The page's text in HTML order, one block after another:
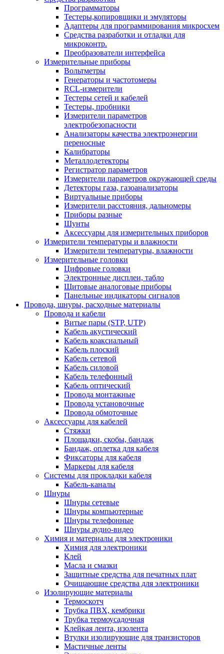
Программаторы
Тестеры,копировщики и эмуляторы
Адаптеры для программирования микросхем
Cредства разработки и отладки для
микроконтр.
Преобразователи интерфейса
Измерительные приборы
Вольтметры
Генераторы и частотомеры
RCL-измерители
Тестеры сетей и кабелей
Тестеры, пробники
Измерители параметров
электробезопасности
Анализаторы качества электроэнергии
переносные
Калибраторы
Металлодетекторы
Регистратор параметров
Измерители параметров окружающей среды
Детекторы газа, газоанализаторы
Виртуальные приборы
Измерители расстояния, дальномеры
Приборы разные
Шунты
Аксессуары для измерительных приборов
Измерители температуры и влажности
Измерители температуры, влажности
Измерительные головки
Цифровые головки
Электронные дисплеи, табло
Щитовые аналоговые приборы
Панельные индикаторы сигналов
Провода, шнуры, расходные материалы
Провода и кабели
Витые пары (STP, UTP)
Кабель акустический
Кабель коаксиальный
Кабель плоский
Кабель сетевой
Кабель силовой
Кабель телефонный
Кабель оптический
Провода монтажные
Провода установочные
Провода обмоточные
Аксессуары для кабелей
Стяжки
Площадки, скобы, бандаж
Бандаж, оплетка для кабеля
Фиксаторы для кабеля
Маркеры для кабеля
Системы для прокладки кабеля
Кабель-каналы
Шнуры
Шнуры сетевые
Шнуры компьютерные
Шнуры телефонные
Шнуры аудио-видео
Химия и материалы для электроники
Химия для электроники
Клей
Масла и смазки
Защитные средства для печатных плат
Очищающие средства для электроники
Изолирующие материалы
Термоскотч
Трубка ПВХ, кембрики
Трубка термоусадочная
Клейкая лента, изолента
Втулки изолирующие для транзисторов
Мастичные ленты